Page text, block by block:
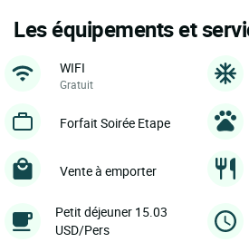
Les équipements et
WIFI
Gratuit
Forfait Soirée Etape
Vente à emporter
Petit déjeuner 15.03
USD/Pers